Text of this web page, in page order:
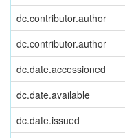
dc.contributor.author
dc.contributor.author
dc.date.accessioned
dc.date.available
dc.date.issued